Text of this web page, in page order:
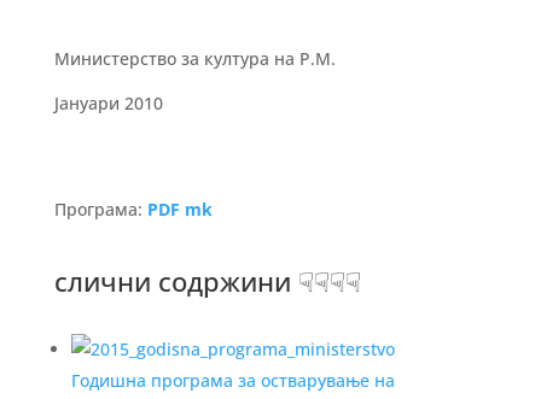
Министерство за култура на Р.М.
Јануари 2010
Програма: PDF mk
слични содржини ☟☟☟☟
Годишна програма за остварување на